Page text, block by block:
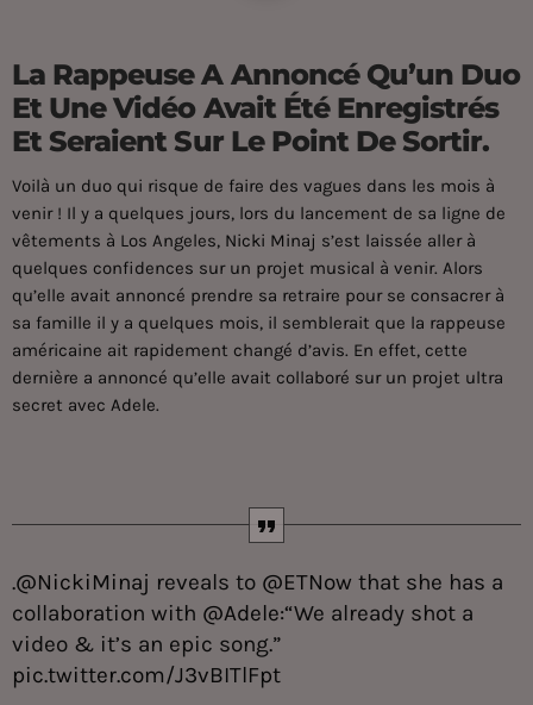
La Rappeuse A Annoncé Qu’un Duo
Et Une Vidéo Avait Été Enregistrés
Et Seraient Sur Le Point De Sortir.
Voilà un duo qui risque de faire des vagues dans les mois à
venir ! Il y a quelques jours, lors du lancement de sa ligne de
vêtements à Los Angeles, Nicki Minaj s’est laissée aller à
quelques confidences sur un projet musical à venir. Alors
qu’elle avait annoncé prendre sa retraire pour se consacrer à
sa famille il y a quelques mois, il semblerait que la rappeuse
américaine ait rapidement changé d’avis. En effet, cette
dernière a annoncé qu’elle avait collaboré sur un projet ultra
secret avec Adele.
.@NickiMinaj reveals to @ETNow that she has a
collaboration with @Adele:“We already shot a
video & it’s an epic song.”
pic.twitter.com/J3vBITlFpt